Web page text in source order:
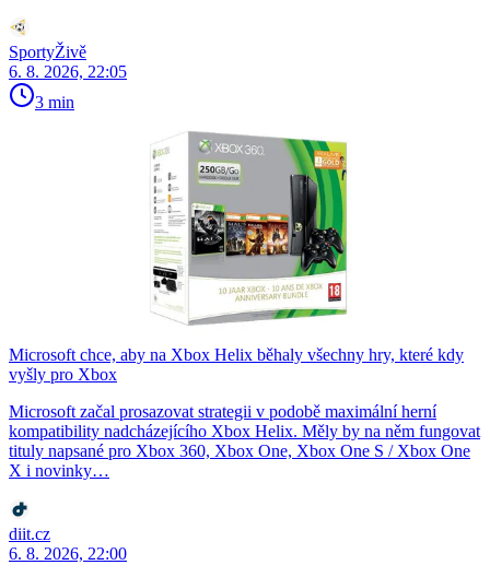
SportyŽivě
6. 8. 2026, 22:05
3 min
Microsoft chce, aby na Xbox Helix běhaly všechny hry, které kdy
vyšly pro Xbox
Microsoft začal prosazovat strategii v podobě maximální herní
kompatibility nadcházejícího Xbox Helix. Měly by na něm fungovat
tituly napsané pro Xbox 360, Xbox One, Xbox One S / Xbox One
X i novinky…
diit.cz
6. 8. 2026, 22:00